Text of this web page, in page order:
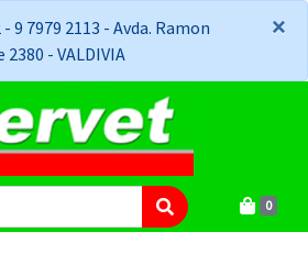
9 7979 2113 - Avda. Ramon
2380 - VALDIVIA
×
×
0